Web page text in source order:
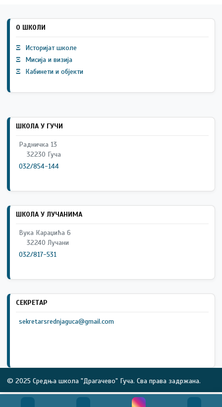
О ШКОЛИ
Ξ
Историјат школе
Ξ
Мисија и визија
Ξ
Кабинети и објекти
ШКОЛА У ГУЧИ
Радничка 13
32230 Гуча
032/854-144
ШКОЛА У ЛУЧАНИМА
Вука Караџића 6
32240 Лучани
032/817-531
СЕКРЕТАР
sekretarsrednjaguca@gmail.com
© 2025 Средња школа "Драгачево" Гуча. Сва права задржана.